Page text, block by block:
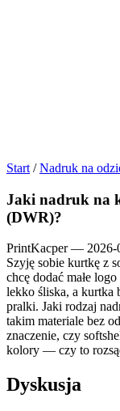
Start / Nadruk na
Jaki nadruk na
(DWR)?
PrintKacper — 2026-
Szyję sobie kurtkę z
chcę dodać małe
lekko śliska, a kurtka
pralki. Jaki rodzaj
takim materiale bez
znaczenie, czy
kolory — czy to
Dyskusja